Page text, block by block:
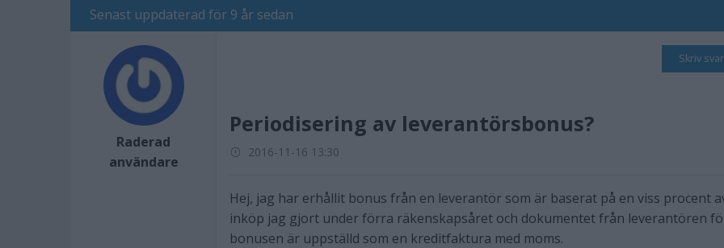
Senast uppdaterad för 9 år sedan
Raderad
användare
Skriv svar
Periodisering av leverantörsbonus?
2016-11-16 13:30
Hej, jag har erhållit bonus från en leverantör som är baserat på en viss procent
inköp jag gjort under förra räkenskapsåret och dokumentet från leverantören
bonusen är uppställd som en kreditfaktura med moms.